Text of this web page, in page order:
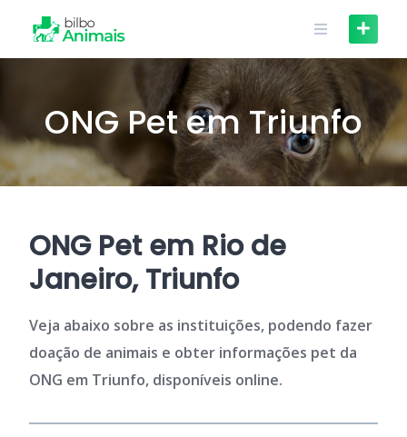
content
ONG Pet em Triunfo
ONG Pet em Rio de
Janeiro, Triunfo
Veja abaixo sobre as instituições, podendo fazer
doação de animais e obter informações pet da
ONG em Triunfo, disponíveis online.